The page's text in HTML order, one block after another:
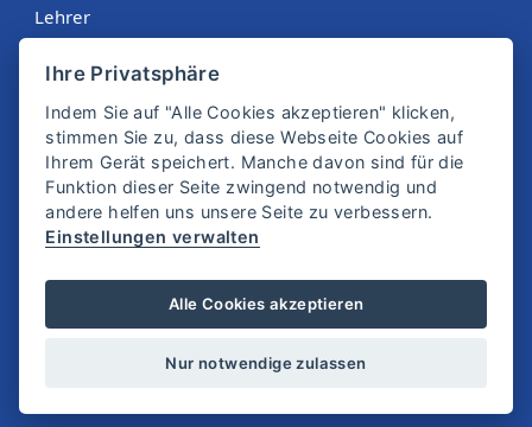
Lehrer
Sokrates
Impressum
Ihre Privatsphäre
Indem Sie auf "Alle Cookies akzeptieren" klicken,
stimmen Sie zu, dass diese Webseite Cookies auf
Ihrem Gerät speichert. Manche davon sind für die
Funktion dieser Seite zwingend notwendig und
andere helfen uns unsere Seite zu verbessern.
Einstellungen verwalten
Alle Cookies akzeptieren
Nur notwendige zulassen